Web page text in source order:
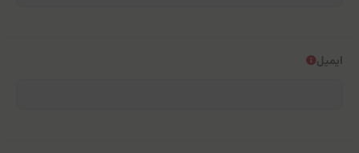
ایمیل